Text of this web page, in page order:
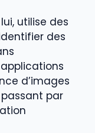
utilise des
des
d’images
par